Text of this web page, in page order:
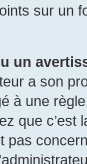
sur un
un
a son
à une
que c’est
pas